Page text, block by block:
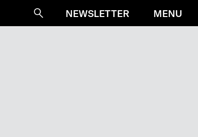
SucheNEWSLETTER MENU